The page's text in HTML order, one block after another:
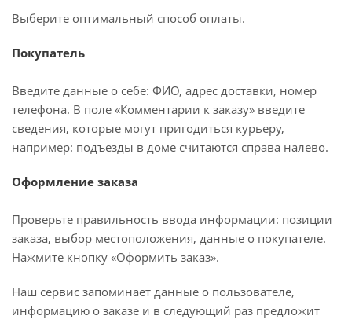
Выберите оптимальный способ оплаты.
Покупатель
Введите данные о себе: ФИО, адрес доставки, номер
телефона. В поле «Комментарии к заказу» введите
сведения, которые могут пригодиться курьеру,
например: подъезды в доме считаются справа налево.
Оформление заказа
Проверьте правильность ввода информации: позиции
заказа, выбор местоположения, данные о покупателе.
Нажмите кнопку «Оформить заказ».
Наш сервис запоминает данные о пользователе,
информацию о заказе и в следующий раз предложит